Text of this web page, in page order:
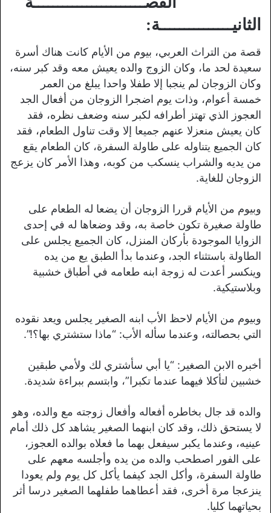
الثانيـــــــــــــــة:
قصة من التراث العربي، بيوم من الأيام كانت هناك أسرة
سعيدة لحد ما، وكان الزوج والده يعيش معه وقد كبر سنه،
وكان الزوجان لم ينجبا إلا طفلا واحدا يبلغ من العمر
خمسة أعوام، وذات يوم اضجرا الزوجان من أفعال الجد
العجوز الذي تهتز أطرافه لكبر سنه وضعف نظره، فقد
كان يعيش منعزلا عنهم جميعا إلا وقت تناول الطعام، فقد
كان الجميع يتناوله على طاولة السفرة، كان الطعام يقع
من يديه والشراب ينسكب من كوبه، وهذا الأمر كان يزعج
الزوجان للغاية.
وبيوم من الأيام قررا الزوجان أن يضعا له الطعام على
طاولة صغيرة تكون خاصة به، وقد وضعاها له في إحدى
الزوايا الموجودة بأركان المنزل، كان الجميع يجلس على
الطاولة باستثناء الجد، وعندما بدأ الطبق يع من يده
وينكسر أعدت له زوجة ابنه طعامه في أطباق خشبية
وبلاستيكية.
وبيوم من الأيام لاحظ الأب ابنه الصغير يجلس ويعد نقوده
التي بحصالته، وعندما سأله الأب: “ماذا ستشتري بها؟!”.
أخبره الابن الصغير: “يا أبي سأشتري لك ولأمي طبقين
خشبين لتأكلا فيهما عندما تكبرا”، وابتسم ببراءة شديدة.
والده قد جال بخاطره أفعاله وأفعال زوجته مع والده، وهو
لا يستحق ذلك، وقد كان ابنهما الصغير يشاهد كل ذلك أمام
عينيه، وعندما يكبر سيفعل بهما ما فعلاه بوالده العجوز،
على الفور اصطحب والده من يده وأجلسه معهم على
طاولة السفرة، وأكل الجد كيفما يأكل كل يوم ولم يعودا
ينزعجا مرة أخرى، فقد أعطاهما طفلهما الصغير درسا أثر
بحياتهما كليا.